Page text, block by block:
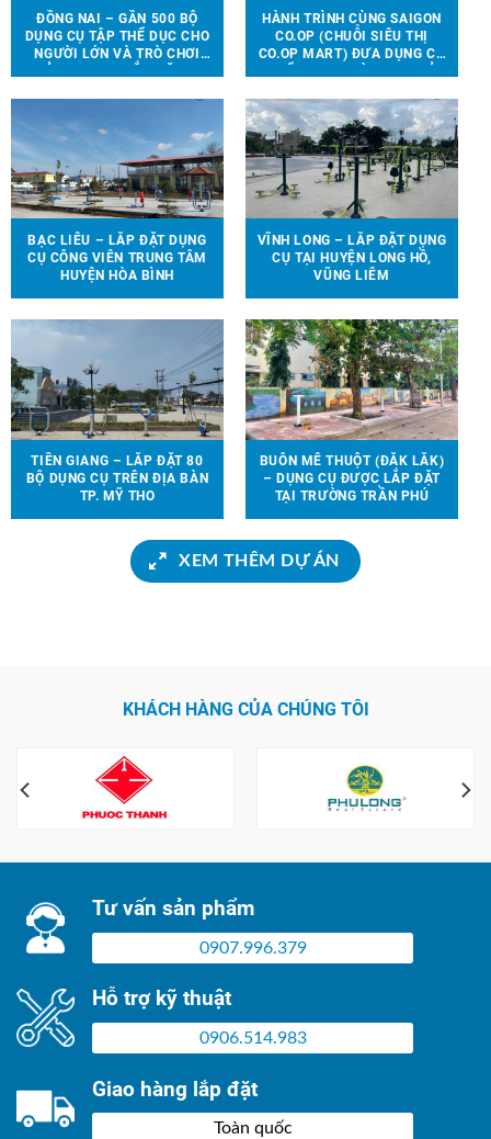
ĐỒNG NAI – GẦN 500 BỘ
DỤNG CỤ TẬP THỂ DỤC CHO
NGƯỜI LỚN VÀ TRÒ CHƠI
HÀNH TRÌNH CÙNG SAIGON
CO.OP (CHUỖI SIÊU THỊ
CO.OP MART) ĐƯA DỤNG CỤ
HỌC TẠI 6 TỈNH THÀNH
BẠC LIÊU – LẮP ĐẶT DỤNG
CỤ CÔNG VIÊN TRUNG TÂM
HUYỆN HÒA BÌNH
VĨNH LONG – LẮP ĐẶT DỤNG
CỤ TẠI HUYỆN LONG HỒ,
VŨNG LIÊM
TIỀN GIANG – LẮP ĐẶT 80
BỘ DỤNG CỤ TRÊN ĐỊA BÀN
TP. MỸ THO
BUÔN MÊ THUỘT (ĐẮK LẮK)
– DỤNG CỤ ĐƯỢC LẮP ĐẶT
TẠI TRƯỜNG TRẦN PHÚ
XEM THÊM DỰ ÁN
KHÁCH HÀNG CỦA CHÚNG TÔI
Tư vấn sản phẩm
0907.996.379
Hỗ trợ kỹ thuật
0906.514.983
Giao hàng lắp đặt
Toàn quốc